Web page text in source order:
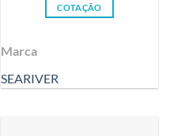
COTAÇÃO
Marca
SEARIVER